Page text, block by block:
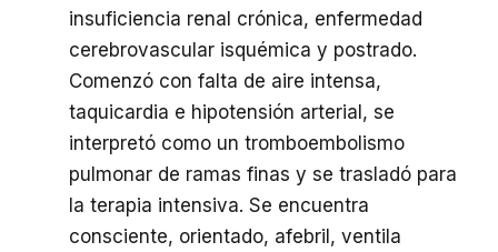
insuficiencia renal crónica, enfermedad
cerebrovascular isquémica y postrado.
Comenzó con falta de aire intensa,
taquicardia e hipotensión arterial, se
interpretó como un tromboembolismo
pulmonar de ramas finas y se trasladó para
la terapia intensiva. Se encuentra
consciente, orientado, afebril, ventila